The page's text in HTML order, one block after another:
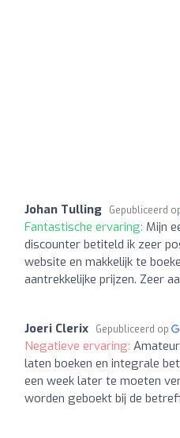
Johan Tulling Gepubliceerd
Fantastische ervaring: Mijn
discounter betiteld ik zeer
website en makkelijk te
aantrekkelijke prijzen. Zeer
Joeri Clerix Gepubliceerd op
Negatieve ervaring:
laten boeken en integrale
een week later te moeten
worden geboekt bij de